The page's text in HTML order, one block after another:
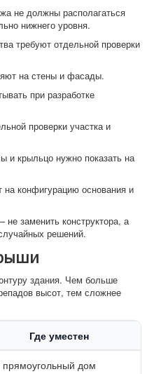
не должны располагаться
нижнего уровня.
требуют отдельной проверки
на стены и фасады.
при разработке
проверки участка и
и крыльцо нужно показать на
конфигурацию основания и
заменить конструктора, а
решений.
здания. Чем больше
высот, тем сложнее
Где уместен
дом